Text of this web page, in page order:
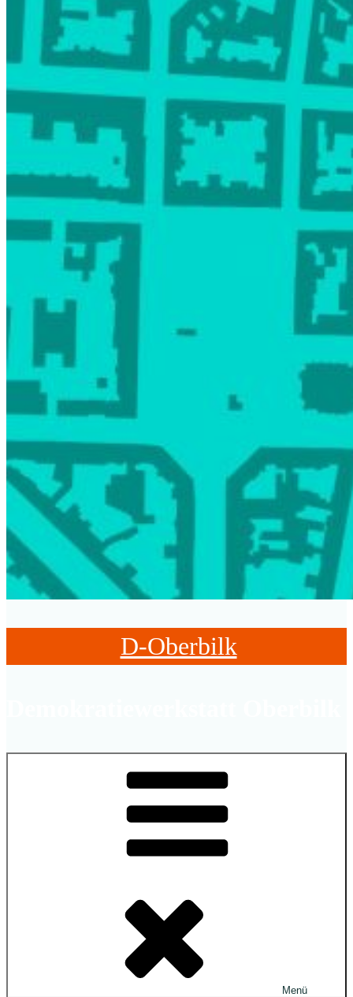
D-Oberbilk
Menü